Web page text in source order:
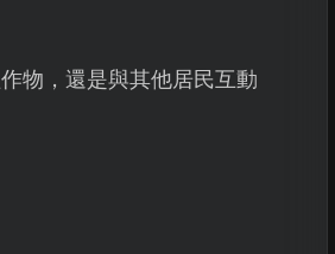
物，還是與其他居民互動